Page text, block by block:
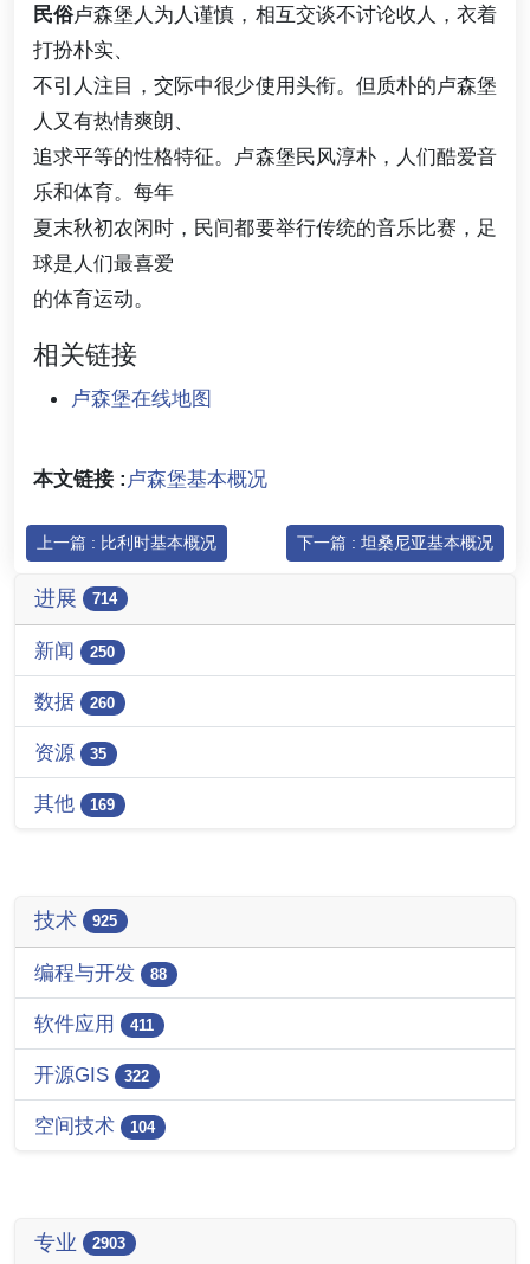
民俗卢森堡人为人谨慎，相互交谈不讨论收人，衣着
打扮朴实、
不引人注目，交际中很少使用头衔。但质朴的卢森堡
人又有热情爽朗、
追求平等的性格特征。卢森堡民风淳朴，人们酷爱音
乐和体育。每年
夏末秋初农闲时，民间都要举行传统的音乐比赛，足
球是人们最喜爱
的体育运动。
相关链接
卢森堡在线地图
本文链接 : 卢森堡基本概况
上一篇 : 比利时基本概况 下一篇 : 坦桑尼亚基本概况
进展 714
新闻 250
数据 260
资源 35
其他 169
技术 925
编程与开发 88
软件应用 411
开源GIS 322
空间技术 104
专业 2903